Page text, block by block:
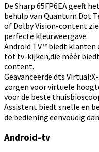
De Sharp 65FP6EA geeft
behulp van Quantum Dot
of Dolby Vision-content
perfecte kleurweergave.
Android TV™ biedt klanten
tot tv-kijken,die méér
content.
Geavanceerde dts
zorgen voor virtuele
voor de beste
Assistent biedt snelle en
de bediening eenvoudig
Android-tv